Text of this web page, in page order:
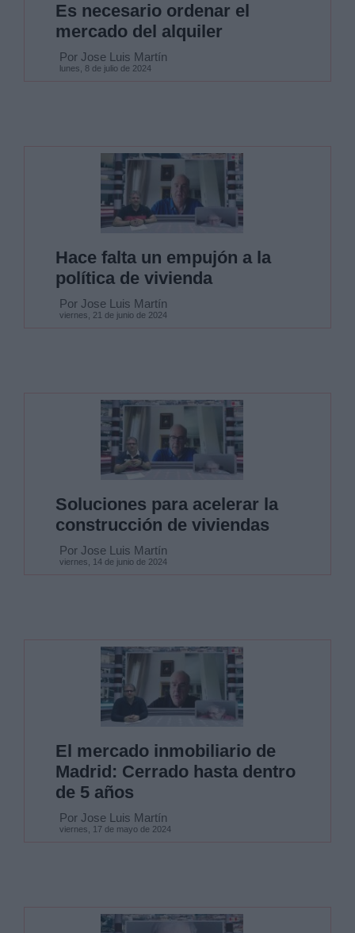
Es necesario ordenar el
mercado del alquiler
Por Jose Luis Martín
lunes, 8 de julio de 2024
Hace falta un empujón a la
política de vivienda
Por Jose Luis Martín
viernes, 21 de junio de 2024
Soluciones para acelerar la
construcción de viviendas
Por Jose Luis Martín
viernes, 14 de junio de 2024
El mercado inmobiliario de
Madrid: Cerrado hasta dentro
de 5 años
Por Jose Luis Martín
viernes, 17 de mayo de 2024